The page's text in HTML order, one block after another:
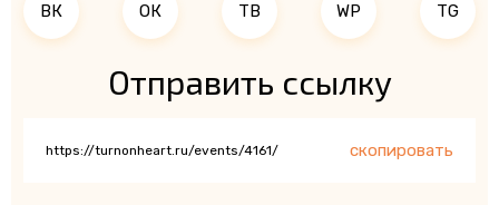
ВК ОК ТВ WP TG
Отправить ссылку
скопировать